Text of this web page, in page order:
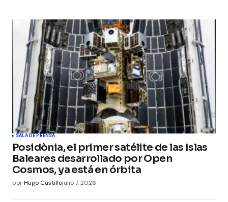
SALA DE PRENSA
Posidònia, el primer satélite de las Islas
Baleares desarrollado por Open
Cosmos, ya está en órbita
porHugo Castillojulio 7, 2026